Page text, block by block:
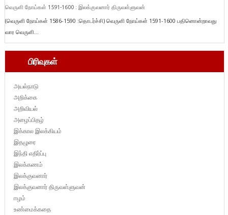
வெருளி நோய்கள் 1591-1600 : இலக்குவனார் திருவள்ளுவன்
(வெருளி நோய்கள் 1586-1590 :தொடர்ச்சி) வெருளி நோய்கள் 1591-1600 பதினொன்றாவது
வார வெருளி...
பிரிவுகள்
அயல்நாடு
அறிக்கை
அறிவியல்
அழைப்பிதழ்
இக்கால இலக்கியம்
இதழுரை
இந்தி எதிர்ப்பு
இலக்கணம்
இலக்குவனார்
இலக்குவனார் திருவள்ளுவன்
ஈழம்
உண்மைக்கதை